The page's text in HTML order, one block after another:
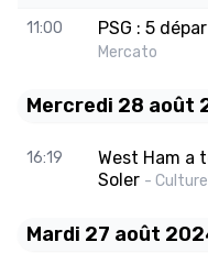
11:00 PSG : 5
Mercato
Mercredi 28 août
16:19
West Ham a
Soler -
Mardi 27 août